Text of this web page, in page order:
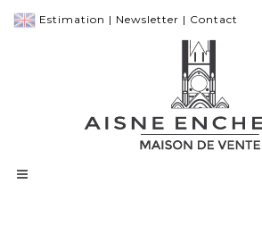
Estimation | Newsletter | Contact